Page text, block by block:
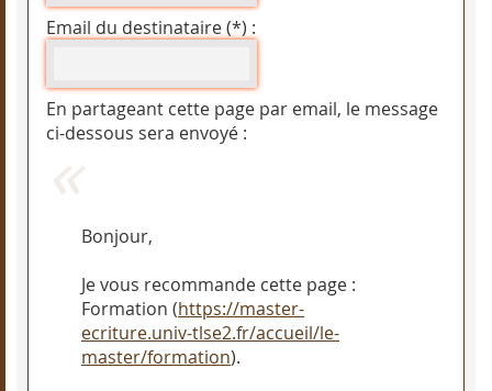
Email du destinataire (*) :
En partageant cette page par email, le message
ci-dessous sera envoyé :
Bonjour,
Je vous recommande cette page :
Formation (https://master-
ecriture.univ-tlse2.fr/accueil/le-
master/formation).